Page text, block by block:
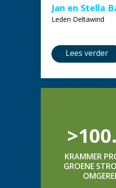
Jan en Stella
Leden Deltawind
Lees verder
KRAMMER
GROENE